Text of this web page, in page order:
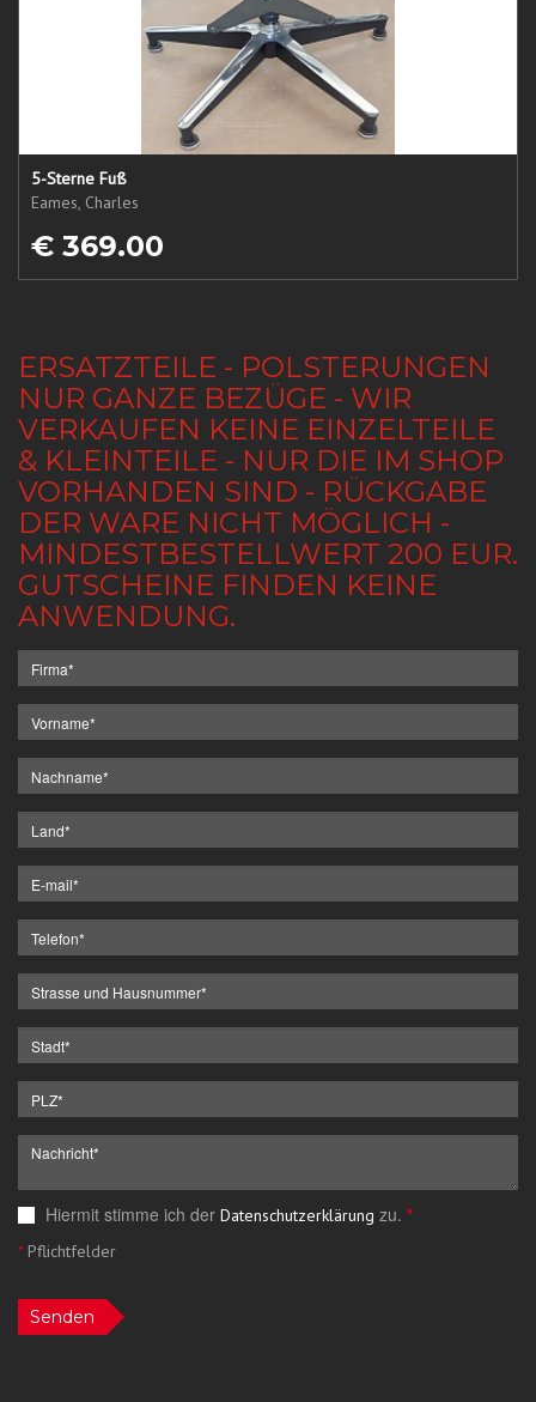
5-Sterne Fuß
Eames, Charles
€ 369.00
ERSATZTEILE - POLSTERUNGEN
NUR GANZE BEZÜGE - WIR
VERKAUFEN KEINE EINZELTEILE
& KLEINTEILE - NUR DIE IM SHOP
VORHANDEN SIND - RÜCKGABE
DER WARE NICHT MÖGLICH -
MINDESTBESTELLWERT 200 EUR.
GUTSCHEINE FINDEN KEINE
ANWENDUNG.
Hiermit stimme ich der Datenschutzerklärung zu. *
*Pflichtfelder
Senden